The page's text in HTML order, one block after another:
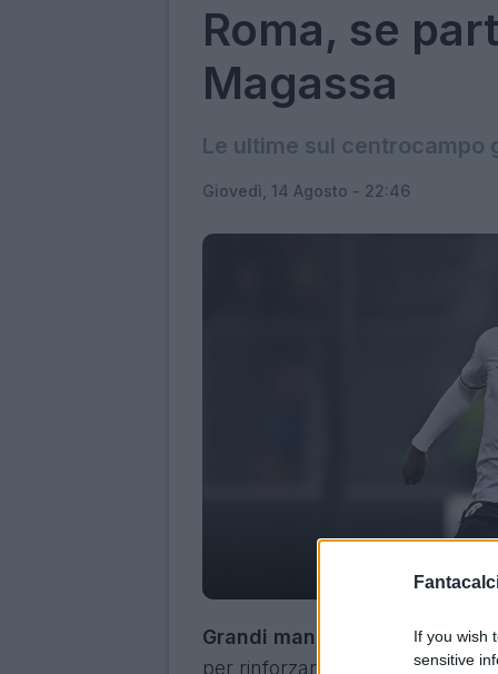
If you wish
sensitive
Roma, se
Magassa
Le ultime sul centrocampo
Giovedì, 14 Agosto - 22:46
Grandi manovre di mercato
per rinforzare l'attacco, ma il